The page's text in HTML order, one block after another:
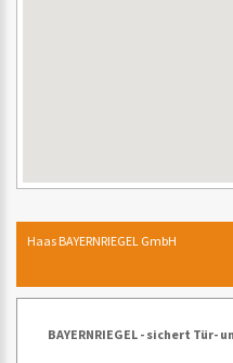
Haas BAYERNRIEGEL GmbH
BAYERNRIEGEL - sichert Tür-